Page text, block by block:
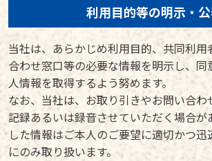
利用目的等の明示・
当社は、あらかじめ利用目的、共同利用
合わせ窓口等の必要な情報を明示し、
人情報を取得するよう努めます。
なお、当社は、お取り引きやお問い合わ
記録あるいは録音させていただく場合が
した情報はご本人のご要望に適切かつ迅
にのみ取り扱います。